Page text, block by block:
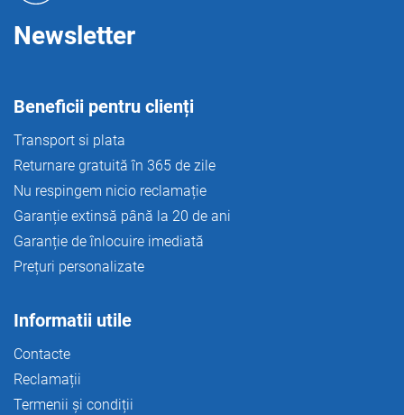
Newsletter
Beneficii pentru clienți
Transport si plata
Returnare gratuită în 365 de zile
Nu respingem nicio reclamație
Garanție extinsă până la 20 de ani
Garanție de înlocuire imediată
Prețuri personalizate
Informatii utile
Contacte
Reclamații
Termenii și condiții